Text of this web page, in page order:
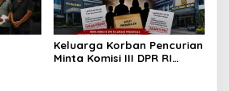
Keluarga Korban Pencurian
Minta Komisi III DPR RI